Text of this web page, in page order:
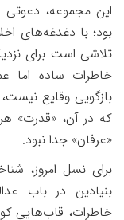
این مجموعه،
بود؛ با دغدغه‌های
تلاشی است برای
خاطرات ساده اما
بازگویی وقایع
که در آن، «قدرت»
«عرفان» جدا نبود.
برای نسل امروز،
بنیادین در باب
خاطرات، قاب‌هایی